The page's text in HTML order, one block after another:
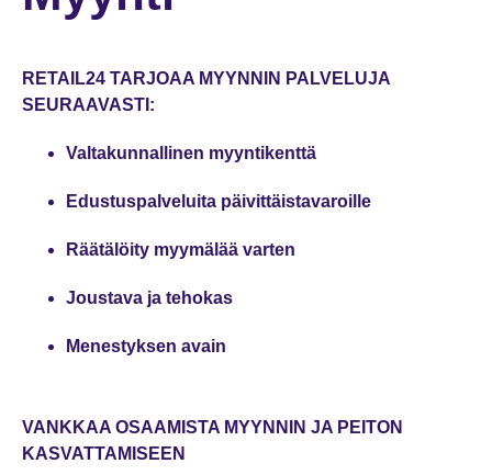
RETAIL24 TARJOAA MYYNNIN PALVELUJA
SEURAAVASTI:
Valtakunnallinen myyntikenttä
Edustuspalveluita päivittäistavaroille
Räätälöity myymälää varten
Joustava ja tehokas
Menestyksen avain
VANKKAA OSAAMISTA MYYNNIN JA PEITON
KASVATTAMISEEN